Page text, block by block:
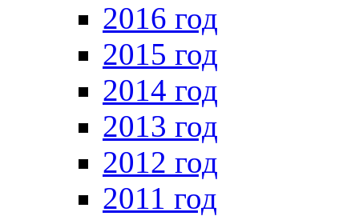
2016 год
2015 год
2014 год
2013 год
2012 год
2011 год